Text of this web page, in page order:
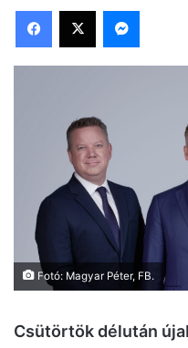
Facebook
X
Fotó: Magyar Péter, FB.
Csütörtök délután